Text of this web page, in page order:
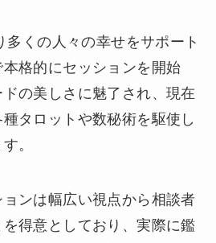
多くの人々の幸せをサポート
格的にセッションを開始
の美しさに魅了され、現在
タロットや数秘術を駆使し
。
ンは幅広い視点から相談者
得意としており、実際に鑑